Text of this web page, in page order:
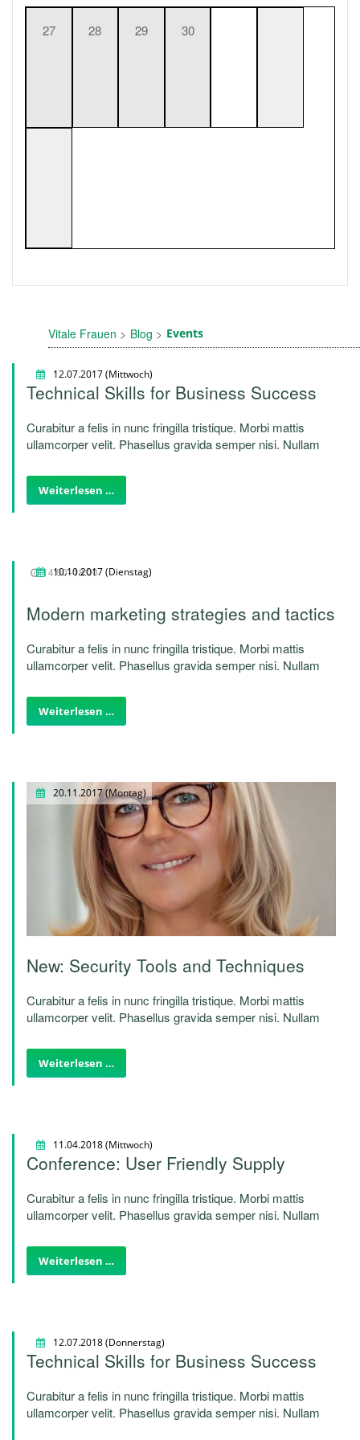
27 28 29 30
Vitale Frauen Blog Events
12.07.2017(Mittwoch)
Technical Skills for Business Success
Curabitur a felis in nunc fringilla tristique. Morbi mattis
ullamcorper velit. Phasellus gravida semper nisi. Nullam
eget, semper nec, quam. Sed hendrerit. Morbi ac felis.
Morbi mattis ullamcorper velit. Nunc egestas, augue at
Weiterlesen …
10.10.2017(Dienstag)
14:00–18:00
Modern marketing strategies and tactics
Curabitur a felis in nunc fringilla tristique. Morbi mattis
ullamcorper velit. Phasellus gravida semper nisi. Nullam
eget, semper nec, quam. Sed hendrerit. Morbi ac felis.
Nunc egestas, augue at pellentesque laoreet.
Weiterlesen …
20.11.2017(Montag)
New: Security Tools and Techniques
Curabitur a felis in nunc fringilla tristique. Morbi mattis
ullamcorper velit. Phasellus gravida semper nisi. Nullam
eget, semper nec, quam. Sed hendrerit. Morbi ac felis.
Nunc egestas, augue at pellentesque laoreet.
Weiterlesen …
11.04.2018(Mittwoch)
Conference: User Friendly Supply
Curabitur a felis in nunc fringilla tristique. Morbi mattis
ullamcorper velit. Phasellus gravida semper nisi. Nullam
eget, semper nec, quam. Sed hendrerit. Morbi ac felis.
Nunc egestas, augue at pellentesque laoreet.
Weiterlesen …
12.07.2018(Donnerstag)
Technical Skills for Business Success
Curabitur a felis in nunc fringilla tristique. Morbi mattis
ullamcorper velit. Phasellus gravida semper nisi. Nullam